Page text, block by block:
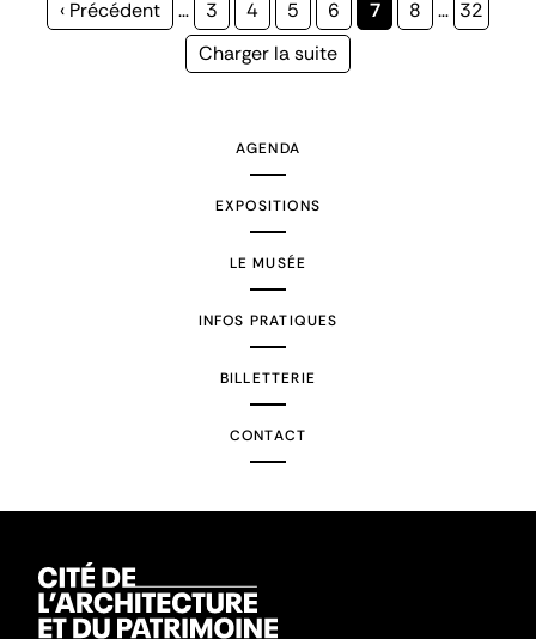
Page
‹ Précédent … Page
3 Page
4 Page
5 Page
6
Page
7 Page
8 … Page
32
Page
Charger la suite
AGENDA
EXPOSITIONS
LE MUSÉE
INFOS PRATIQUES
BILLETTERIE
CONTACT